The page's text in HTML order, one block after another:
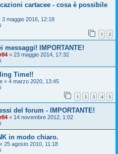
cartacee - cosa è possibile
3 maggio 2016, 12:18
1 2
IMPORTANTE!
« 23 maggio 2014, 17:32
Time!!
« 4 marzo 2020, 13:45
1 2 3 4 5
del forum - IMPORTANTE!
« 14 novembre 2012, 1:02
in modo chiaro.
« 25 agosto 2010, 11:18